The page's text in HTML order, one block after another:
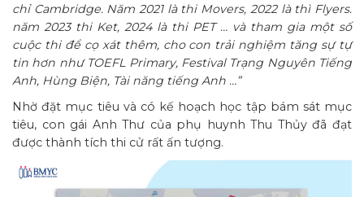
chỉ Cambridge. Năm 2021 là thi Movers, 2022 là thì Flyers.
năm 2023 thi Ket, 2024 là thi PET … và tham gia một số
cuộc thi để cọ xát thêm, cho con trải nghiệm tăng sự tự
tin hơn như TOEFL Primary, Festival Trạng Nguyên Tiếng
Anh, Hùng Biện, Tài năng tiếng Anh …”
Nhờ đặt mục tiêu và có kế hoạch học tập bám sát mục
tiêu, con gái Anh Thư của phụ huynh Thu Thủy đã đạt
được thành tích thi cử rất ấn tượng.